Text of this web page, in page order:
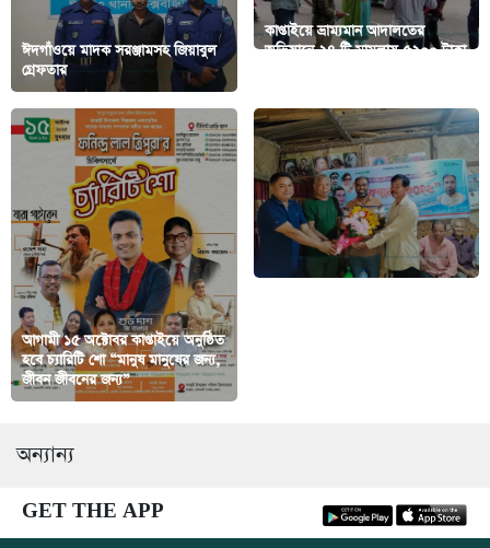
ঈদগাঁওয়ে মাদক সরঞ্জামসহ জিয়াবুল
গ্রেফতার
কাপ্তাইয়ে ভ্রাম্যমান আদালতের
অভিযানে ২৪ টি মামলায় ৫২০০ টাকা
আগামী ১৫ অক্টোবর কাপ্তাইয়ে অনুষ্ঠিত
হবে চ্যারিটি শো “মানুষ মানুষের জন্য,
জীবন জীবনের জন্য”
অন্যান্য
GET THE APP